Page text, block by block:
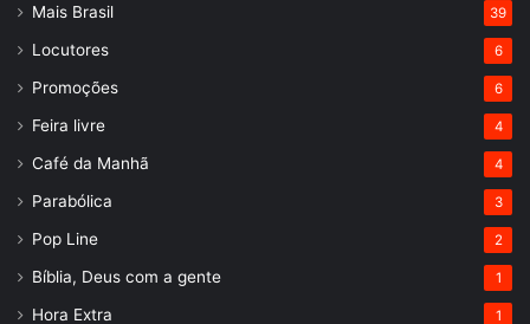
Mais Brasil 39
Locutores 6
Promoções 6
Feira livre 4
Café da Manhã 4
Parabólica 3
Pop Line 2
Bíblia, Deus com a gente 1
Hora Extra 1